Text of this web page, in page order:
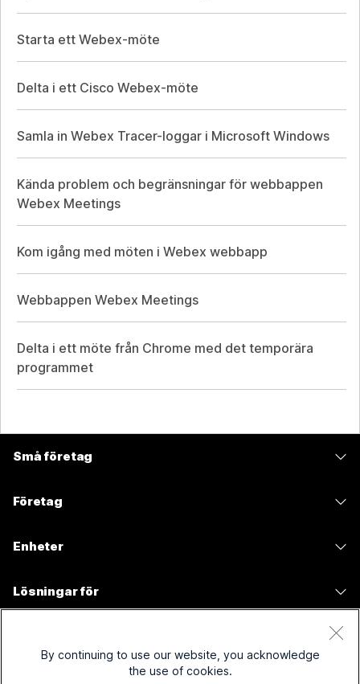
Starta ett Webex-möte
Delta i ett Cisco Webex-möte
Samla in Webex Tracer-loggar i Microsoft Windows
Kända problem och begränsningar för webbappen
Webex Meetings
Kom igång med möten i Webex webbapp
Webbappen Webex Meetings
Delta i ett möte från Chrome med det temporära
programmet
Små företag
Meddelanden
Företag
Slido
Enheter
Kameror
Room-serien
Lösningar för
Hälso- och sjukvård
Hämtningar
By continuing to use our website, you acknowledge
the use of cookies.